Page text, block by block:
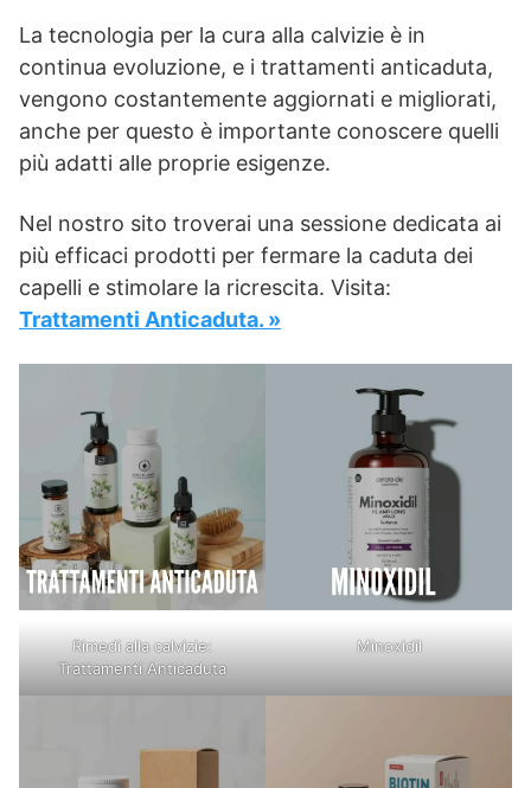
La tecnologia per la cura alla calvizie è in
continua evoluzione, e i trattamenti anticaduta,
vengono costantemente aggiornati e migliorati,
anche per questo è importante conoscere quelli
più adatti alle proprie esigenze.
Nel nostro sito troverai una sessione dedicata ai
più efficaci prodotti per fermare la caduta dei
capelli e stimolare la ricrescita. Visita:
Trattamenti Anticaduta. »
Rimedi alla calvizie:
Trattamenti Anticaduta
Minoxidil